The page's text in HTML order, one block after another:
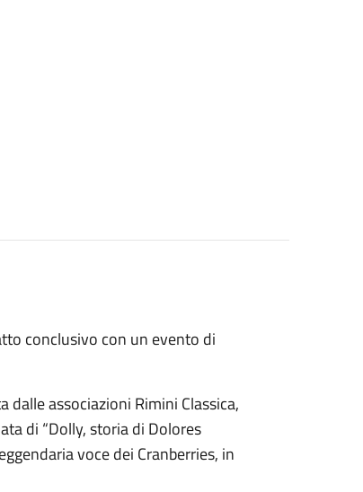
conclusivo con un evento di
dalle associazioni Rimini Classica,
di “Dolly, storia di Dolores
voce dei Cranberries, in